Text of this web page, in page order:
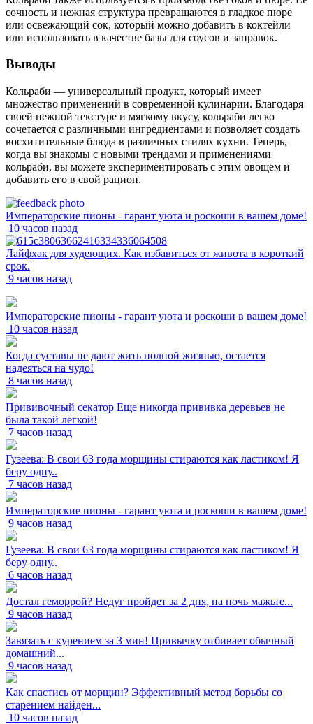
сочность и нежная структура превращаются в гладкое пюре
или освежающий сок, который можно добавить в коктейли
или использовать в качестве базы для соусов и заправок.
Выводы
Кольраби — универсальный продукт, который имеет
множество применений в современной кулинарии. Благодаря
своей нежной текстуре и мягкому вкусу, кольраби легко
сочетается с различными ингредиентами и позволяет создать
восхитительные блюда в различных стилях кухни. Теперь,
когда вы знакомы с новыми трендами и применениями
кольраби, вы можете экспериментировать с этим овощем и
добавить его в свой рацион.
Императорские пионы - гарант уюта и роскоши в вашем доме!
10 часов назад
Лайфхак для худеющих. Как избавиться от живота в короткий
срок.
9 часов назад
Императорские пионы - гарант уюта и роскоши в вашем доме!
10 часов назад
Когда суставы не дают жить полной жизнью, остается
надеяться на чудо!
8 часов назад
Прививочный секатор Еще никогда прививка деревьев не
была такой легкой!
7 часов назад
Гузеева: В свои 63 года морщины стираются как ластиком! Я
беру одну..
7 часов назад
Императорские пионы - гарант уюта и роскоши в вашем доме!
9 часов назад
Гузеева: В свои 63 года морщины стираются как ластиком! Я
беру одну..
6 часов назад
Достал геморрой? Недуг пройдет за 2 дня, на ночь мажьте...
9 часов назад
Завязать с курением за 3 мин! Привычку отбивает обычный
домашний...
9 часов назад
Как спастись от морщин? Эффективный метод борьбы со
старением найден...
10 часов назад